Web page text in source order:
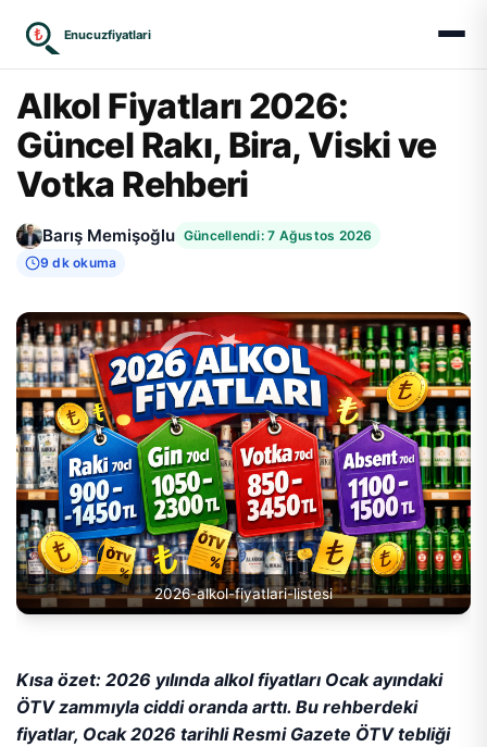
₺ Enucuzfiyatlari
Alkol Fiyatları 2026:
Güncel Rakı, Bira, Viski ve
Votka Rehberi
Barış Memişoğlu Güncellendi: 7 Ağustos 2026
9 dk okuma
2026-alkol-fiyatlari-listesi
Kısa özet: 2026 yılında alkol fiyatları Ocak ayındaki
ÖTV zammıyla ciddi oranda arttı. Bu rehberdeki
fiyatlar, Ocak 2026 tarihli Resmi Gazete ÖTV tebliği